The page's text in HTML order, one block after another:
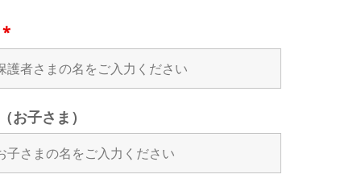
*
お子さま）